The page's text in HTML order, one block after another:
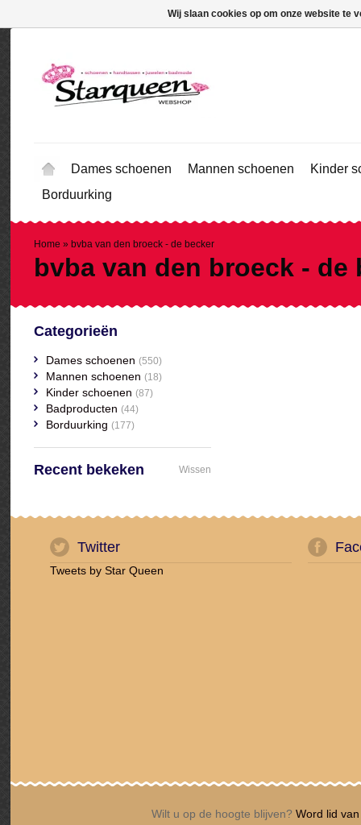
Dames schoenen Mannen schoenen
Kinder
Borduurking
Home » bvba van den broeck - de becker
bvba van den broeck - de
Categorieën
Dames schoenen (550)
Mannen schoenen (18)
Kinder schoenen (87)
Badproducten (44)
Borduurking (177)
Recent bekeken Wissen
Twitter
Tweets by Star Queen
Wilt u op de hoogte blijven? Word lid
Wij slaan cookies op om onze website te